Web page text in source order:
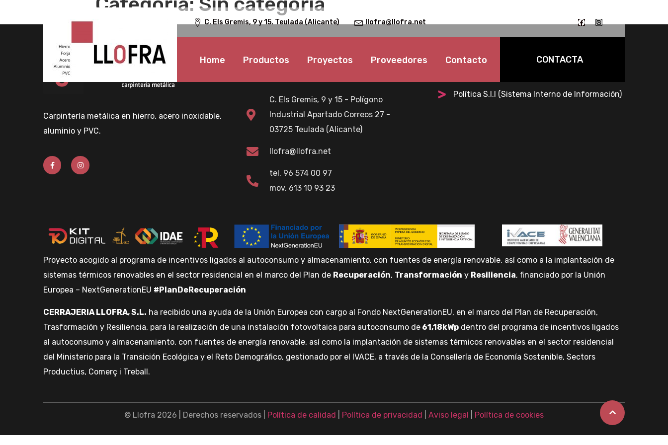
C. Els Gremis, 9 y 15. Teulada (Alicante) llofra@llofra.net
Home Productos Proyectos Proveedores Contacto CONTACTA
Carpintería metálica en hierro, acero inoxidable,
aluminio y PVC.
C. Els Gremis, 9 y 15 - Polígono
Industrial Apartado Correos 27 -
03725 Teulada (Alicante)
llofra@llofra.net
tel. 96 574 00 97
mov. 613 10 93 23
Política S.I.I (Sistema Interno de Información)
Proyecto acogido al programa de incentivos ligados al autoconsumo y almacenamiento, con fuentes de energía renovable, así como a la implantación de
sistemas térmicos renovables en el sector residencial en el marco del Plan de Recuperación, Transformación y Resiliencia, financiado por la Unión
Europea – NextGenerationEU #PlanDeRecuperación
CERRAJERIA LLOFRA, S.L. ha recibido una ayuda de la Unión Europea con cargo al Fondo NextGenerationEU, en el marco del Plan de Recuperación,
Trasformación y Resiliencia, para la realización de una instalación fotovoltaica para autoconsumo de 61,18kWp dentro del programa de incentivos ligados
al autoconsumo y almacenamiento, con fuentes de energía renovable, así como la implantación de sistemas térmicos renovables en el sector residencial
del Ministerio para la Transición Ecológica y el Reto Demográfico, gestionado por el IVACE, a través de la Consellería de Economía Sostenible, Sectors
Productius, Comerç i Treball.
© Llofra 2026 | Derechos reservados | Política de calidad Política de privacidad Aviso legal Política de cookies